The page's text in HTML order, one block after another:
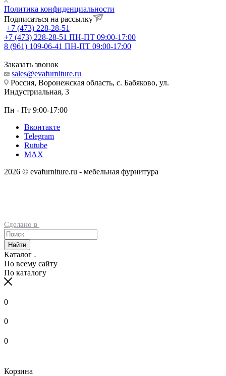
Политика конфиденциальности
Подписаться на рассылку
+7 (473) 228-28-51
+7 (473) 228-28-51 ПН-ПТ 09:00-17:00
8 (961) 109-06-41 ПН-ПТ 09:00-17:00
Заказать звонок
sales@evafurniture.ru
Россия, Воронежская область, с. Бабяково, ул.
Индустриальная, 3
Пн - Пт 9:00-17:00
Вконтакте
Telegram
Rutube
MAX
2026 © evafurniture.ru - мебельная фурнитура
Сделано в
Найти
Каталог
По всему сайту
По каталогу
0
0
0
Корзина